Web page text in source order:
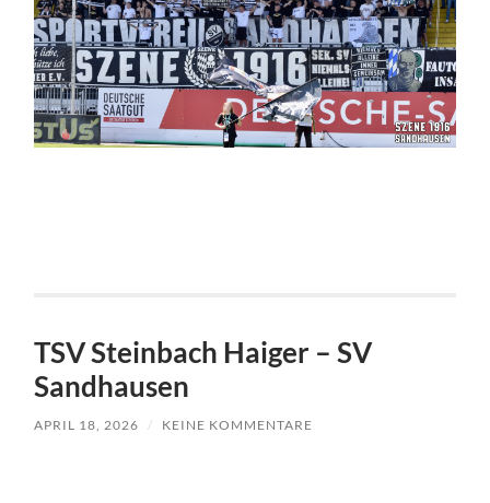
TSV Steinbach Haiger – SV
Sandhausen
APRIL 18, 2026 / KEINE KOMMENTARE